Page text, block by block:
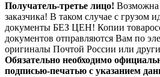
Получатель-третье лицо! Возможна
заказчика! В таком случае с грузом
документы БЕЗ ЦЕН! Копии
документов отправляются Вам по
оригиналы Почтой России или
Обязательно необходимо
подписью-печатью с указанием